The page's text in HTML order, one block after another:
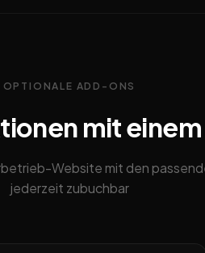
OPTIONALE ADD-ONS
mit
Website mit den
jederzeit zubuchbar